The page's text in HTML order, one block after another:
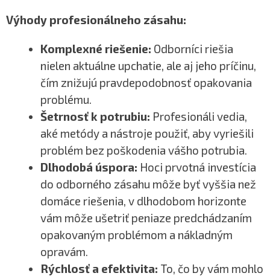
Výhody profesionálneho zásahu:
Komplexné riešenie: Odborníci riešia
nielen aktuálne upchatie, ale aj jeho príčinu,
čím znižujú pravdepodobnosť opakovania
problému.
Šetrnosť k potrubiu: Profesionáli vedia,
aké metódy a nástroje použiť, aby vyriešili
problém bez poškodenia vášho potrubia.
Dlhodobá úspora: Hoci prvotná investícia
do odborného zásahu môže byť vyššia než
domáce riešenia, v dlhodobom horizonte
vám môže ušetriť peniaze predchádzaním
opakovaným problémom a nákladným
opravám.
Rýchlosť a efektivita: To, čo by vám mohlo